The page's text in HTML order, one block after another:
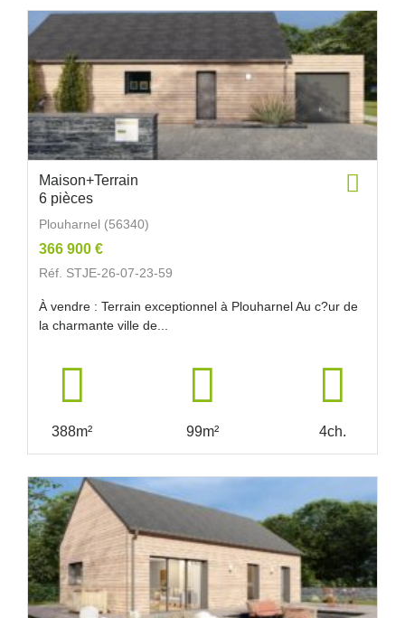
Maison+Terrain
6 pièces
Plouharnel (56340)
366 900 €
Réf. STJE-26-07-23-59
À vendre : Terrain exceptionnel à Plouharnel Au c?ur de
la charmante ville de...
388m² 99m² 4ch.